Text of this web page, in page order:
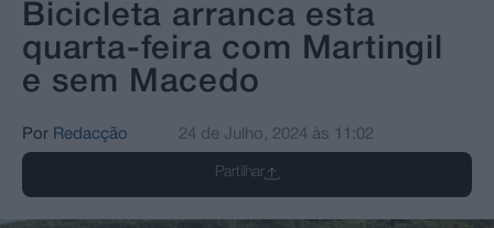
Bicicleta arranca esta
quarta-feira com Martingil
e sem Macedo
Por Redacção 24 de Julho, 2024 às 11:02
Partilhar